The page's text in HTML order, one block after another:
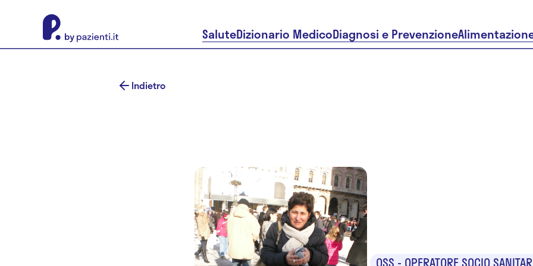
SaluteDizionario MedicoDiagnosi e Prevenzione
Indietro
OSS - OPERATORE SOCIO